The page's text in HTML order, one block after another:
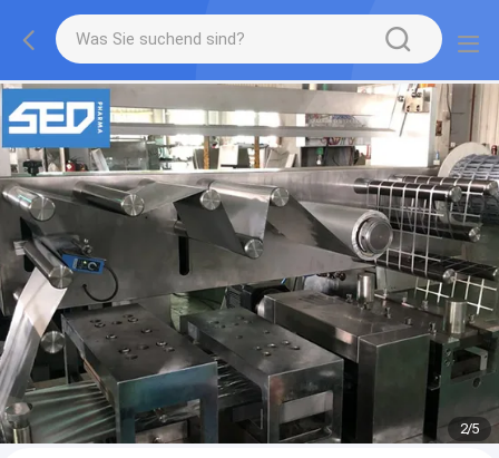
2/5